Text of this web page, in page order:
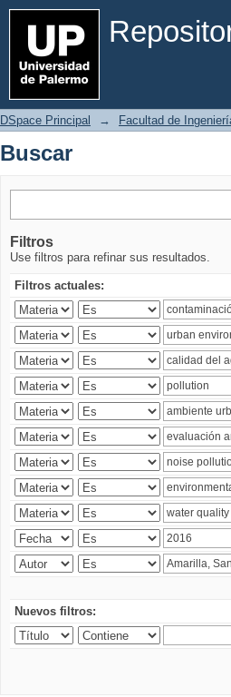
Buscar
DSpace Principal → Facultad de
Buscar
Filtros
Use filtros para refinar sus resultados.
Filtros actuales:
Nuevos filtros: